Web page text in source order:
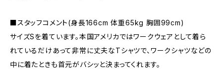
■スタッフコメント(身長166cm 体重65kg 胸囲99cm)
サイズSを着ています。本国アメリカではワークウェアとして着ら
れているだけあって非常に丈夫なTシャツで、ワークシャツなどの
中に着たときも首元がバシッと決まってくれます。